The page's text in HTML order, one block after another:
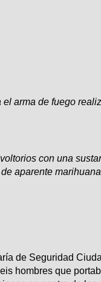
el arma de fuego
con una
aparente marihuana
de Seguridad
hombres que